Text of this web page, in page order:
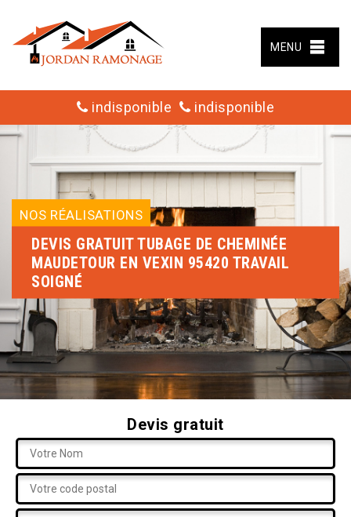
MENU
indisponible indisponible
NOS RÉALISATIONS
DEVIS GRATUIT TUBAGE DE CHEMINÉE
MAUDETOUR EN VEXIN 95420 TRAVAIL
SOIGNÉ
Devis gratuit